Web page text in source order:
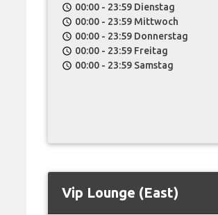
schedule 00:00 - 23:59 Dienstag
schedule 00:00 - 23:59 Mittwoch
schedule 00:00 - 23:59 Donnerstag
schedule 00:00 - 23:59 Freitag
schedule 00:00 - 23:59 Samstag
Vip Lounge (East)